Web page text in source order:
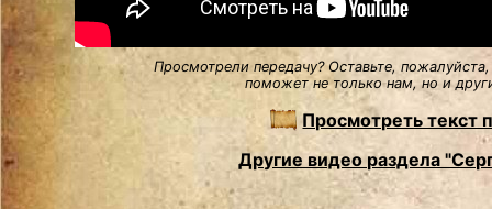
Просмотрели передачу? Оставьте,
поможет не только нам, но и
Просмотреть текст
Другие видео раздела